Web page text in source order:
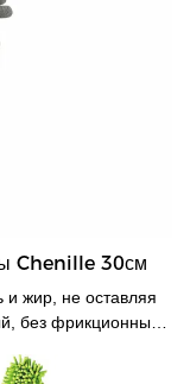
Chenille 30см
и жир, не оставляя
без фрикционных
мелкую пыль. -